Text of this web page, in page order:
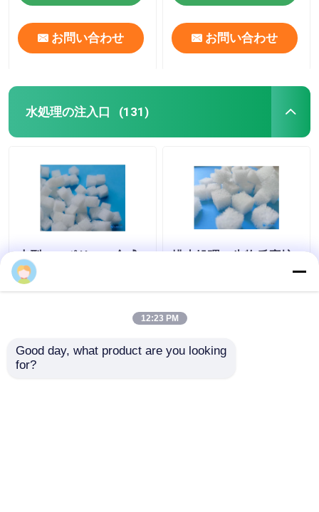
お問い合わせ お問い合わせ
水処理の注入口 (131)
大型PCGポリマー合成
のゲルBiocarriers
Aquaporousgel
排水処理の生物反応炉
12:23 PM
Good day, what product are you looking
for?